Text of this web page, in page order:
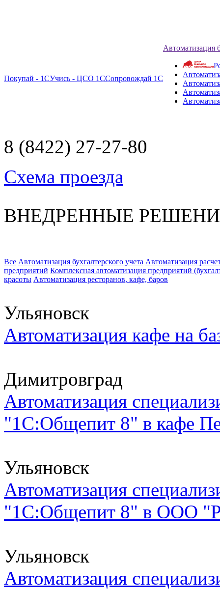
Покупай - 1СУчись - ЦСО 1ССопровождай 1С
Автоматизация
8 (8422) 27-27-80
Схема проезда
ВНЕДРЕННЫЕ
Все Автоматизация бухгалтерского учета Автоматизация
предприятий Комплексная автоматизация предприятий
красоты Автоматизация ресторанов, кафе, баров
Ульяновск
Автоматизация кафе на
Димитровград
Автоматизация
"1С:Общепит 8" в кафе
Ульяновск
Автоматизация
"1С:Общепит 8" в ООО
Ульяновск
Автоматизация